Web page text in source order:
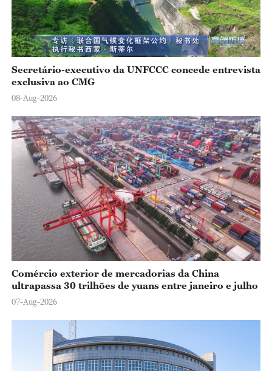
Secretário-executivo da UNFCCC concede entrevista
exclusiva ao CMG
08-Aug-2026
Comércio exterior de mercadorias da China
ultrapassa 30 trilhões de yuans entre janeiro e julho
07-Aug-2026